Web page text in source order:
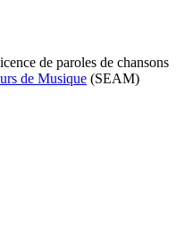
de paroles de chansons
de Musique (SEAM)